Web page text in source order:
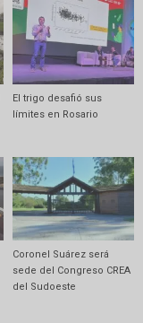
El trigo desafió sus
límites en Rosario
Coronel Suárez será
sede del Congreso CREA
del Sudoeste